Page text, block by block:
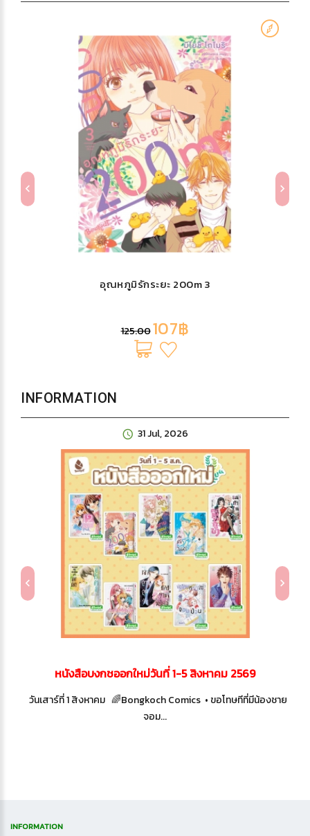
อุณหภูมิรักระยะ 200m 3
125.00107฿
INFORMATION
31 Jul, 2026
หนังสือบงกชออกใหม่วันที่ 1-5 สิงหาคม 2569
วันเสาร์ที่ 1 สิงหาคม 🌈Bongkoch Comics • ขอโทษทีที่มีน้องชาย
จอม...
INFORMATION